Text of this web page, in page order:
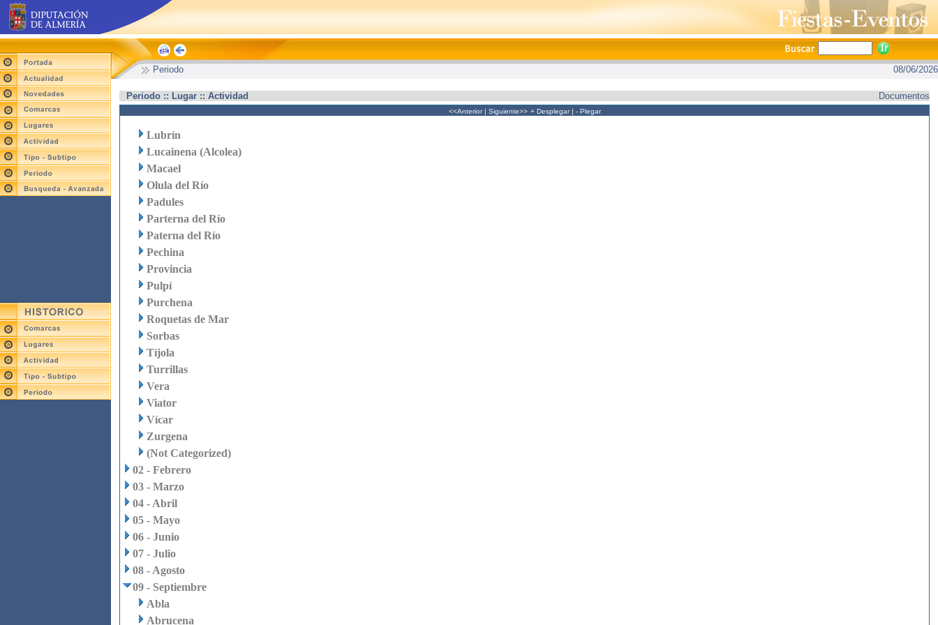
Periodo 08/06/2026
Periodo :: Lugar :: Actividad Documentos
<<Anterior| Siguiente>> + Desplegar| - Plegar
Lubrín
Lucainena (Alcolea)
Macael
Olula del Río
Padules
Parterna del Río
Paterna del Río
Pechina
Provincia
Pulpí
Purchena
Roquetas de Mar
Sorbas
Tíjola
Turrillas
Vera
Viator
Vícar
Zurgena
(Not Categorized)
02 - Febrero
03 - Marzo
04 - Abril
05 - Mayo
06 - Junio
07 - Julio
08 - Agosto
09 - Septiembre
Abla
Abrucena